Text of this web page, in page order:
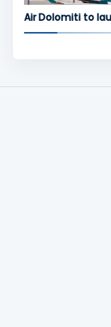
Air Dolomiti to